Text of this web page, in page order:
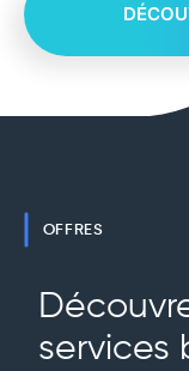
OFFRES
services